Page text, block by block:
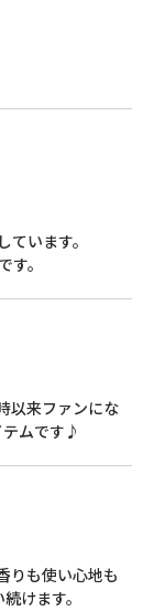
います。
以来ファンにな
りも使い心地も
けます。